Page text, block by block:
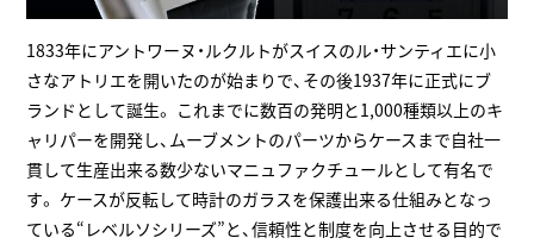
1833年にアントワーヌ・ルクルトがスイスのル・サンティエに小
さなアトリエを開いたのが始まりで、その後1937年に正式にブ
ランドとして誕生。 これまでに数百の発明と1,000種類以上のキ
ャリパーを開発し、ムーブメントのパーツからケースまで自社一
貫して生産出来る数少ないマニュファクチュールとして有名で
す。 ケースが反転して時計のガラスを保護出来る仕組みとなっ
ている“レベルソシリーズ”と、信頼性と制度を向上させる目的で